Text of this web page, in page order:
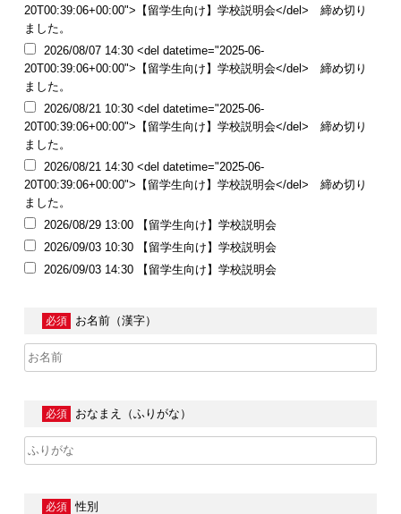
20T00:39:06+00:00">【留学生向け】学校説明会</del> 締め切り
ました。
2026/08/07 14:30 <del datetime="2025-06-
20T00:39:06+00:00">【留学生向け】学校説明会</del> 締め切り
ました。
2026/08/21 10:30 <del datetime="2025-06-
20T00:39:06+00:00">【留学生向け】学校説明会</del> 締め切り
ました。
2026/08/21 14:30 <del datetime="2025-06-
20T00:39:06+00:00">【留学生向け】学校説明会</del> 締め切り
ました。
2026/08/29 13:00 【留学生向け】学校説明会
2026/09/03 10:30 【留学生向け】学校説明会
2026/09/03 14:30 【留学生向け】学校説明会
必須 お名前（漢字）
必須 おなまえ（ふりがな）
必須 性別